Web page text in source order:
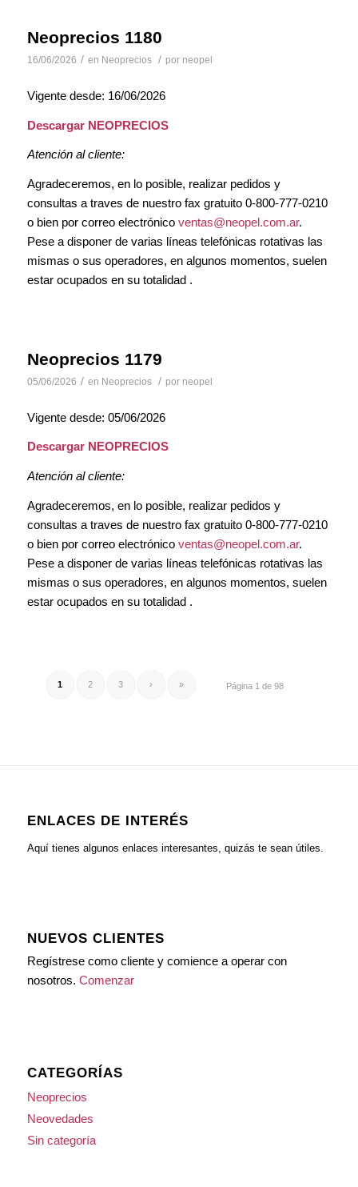
Neoprecios 1180
16/06/2026 / en Neoprecios / por neopel
Vigente desde: 16/06/2026
Descargar NEOPRECIOS
Atención al cliente:
Agradeceremos, en lo posible, realizar pedidos y
consultas a traves de nuestro fax gratuito 0-800-777-0210
o bien por correo electrónico ventas@neopel.com.ar.
Pese a disponer de varias líneas telefónicas rotativas las
mismas o sus operadores, en algunos momentos, suelen
estar ocupados en su totalidad .
Neoprecios 1179
05/06/2026 / en Neoprecios / por neopel
Vigente desde: 05/06/2026
Descargar NEOPRECIOS
Atención al cliente:
Agradeceremos, en lo posible, realizar pedidos y
consultas a traves de nuestro fax gratuito 0-800-777-0210
o bien por correo electrónico ventas@neopel.com.ar.
Pese a disponer de varias líneas telefónicas rotativas las
mismas o sus operadores, en algunos momentos, suelen
estar ocupados en su totalidad .
Página 1 de 98
1 2 3 › »
ENLACES DE INTERÉS
Aquí tienes algunos enlaces interesantes, quizás te sean útiles.
NUEVOS CLIENTES
Regístrese como cliente y comience a operar con
nosotros. Comenzar
CATEGORÍAS
Neoprecios
Neovedades
Sin categoría